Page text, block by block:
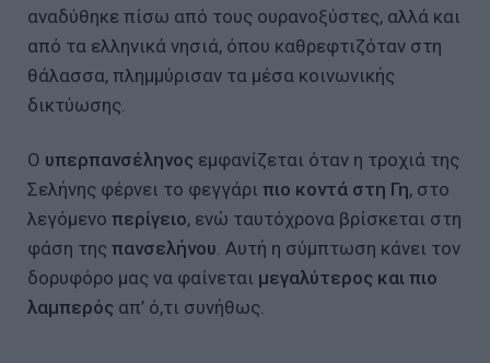
αναδύθηκε πίσω από τους ουρανοξύστες, αλλά και
από τα ελληνικά νησιά, όπου καθρεφτιζόταν στη
θάλασσα, πλημμύρισαν τα μέσα κοινωνικής
δικτύωσης.
Ο υπερπανσέληνος εμφανίζεται όταν η τροχιά της
Σελήνης φέρνει το φεγγάρι πιο κοντά στη Γη, στο
λεγόμενο περίγειο, ενώ ταυτόχρονα βρίσκεται στη
φάση της πανσελήνου. Αυτή η σύμπτωση κάνει τον
δορυφόρο μας να φαίνεται μεγαλύτερος και πιο
λαμπερός απ’ ό,τι συνήθως.